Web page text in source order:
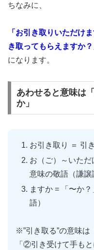
ちなみに、
「お引き取りいただけ
き取ってもらえますか？
になります。
あわせると意味は
か」
お引き取り ＝ 引
お（ご）～いた
意味の敬語（謙譲
ますか = 「〜か
語）
※”引き取る”の意味は
「②引き受けて手も